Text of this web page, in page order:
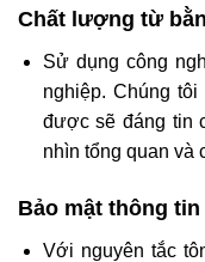
Chất lượng từ
Sử dụng công
nghiệp. Chúng
được sẽ đáng tin
nhìn tổng quan và
Bảo mật thông
Với nguyên tắc